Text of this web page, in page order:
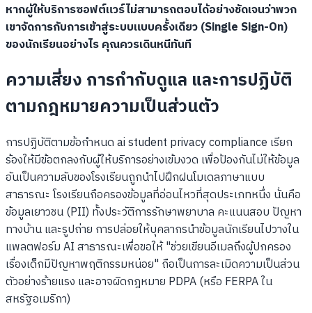
หากผู้ให้บริการซอฟต์แวร์ไม่สามารถตอบได้อย่างชัดเจนว่าพวก
เขาจัดการกับการเข้าสู่ระบบแบบครั้งเดียว (Single Sign-On)
ของนักเรียนอย่างไร คุณควรเดินหนีทันที
ความเสี่ยง การกำกับดูแล และการปฏิบัติ
ตามกฎหมายความเป็นส่วนตัว
การปฏิบัติตามข้อกำหนด ai student privacy compliance เรียก
ร้องให้มีข้อตกลงกับผู้ให้บริการอย่างเข้มงวด เพื่อป้องกันไม่ให้ข้อมูล
อันเป็นความลับของโรงเรียนถูกนำไปฝึกฝนโมเดลภาษาแบบ
สาธารณะ โรงเรียนถือครองข้อมูลที่อ่อนไหวที่สุดประเภทหนึ่ง นั่นคือ
ข้อมูลเยาวชน (PII) ทั้งประวัติการรักษาพยาบาล คะแนนสอบ ปัญหา
ทางบ้าน และรูปถ่าย การปล่อยให้บุคลากรนำข้อมูลนักเรียนไปวางใน
แพลตฟอร์ม AI สาธารณะเพื่อขอให้ "ช่วยเขียนอีเมลถึงผู้ปกครอง
เรื่องเด็กมีปัญหาพฤติกรรมหน่อย" ถือเป็นการละเมิดความเป็นส่วน
ตัวอย่างร้ายแรง และอาจผิดกฎหมาย PDPA (หรือ FERPA ใน
สหรัฐอเมริกา)